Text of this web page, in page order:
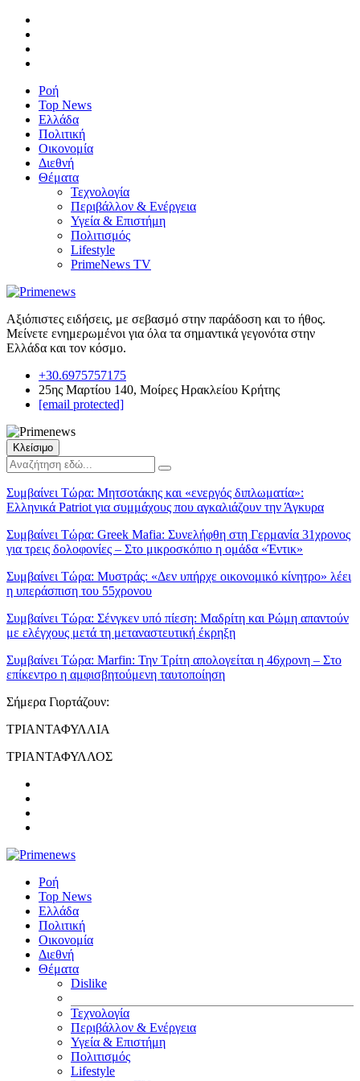
Ροή
Top News
Ελλάδα
Πολιτική
Οικονομία
Διεθνή
Θέματα
Τεχνολογία
Περιβάλλον & Ενέργεια
Υγεία & Επιστήμη
Πολιτισμός
Lifestyle
PrimeNews TV
Αξιόπιστες ειδήσεις, με σεβασμό στην παράδοση και το ήθος.
Μείνετε ενημερωμένοι για όλα τα σημαντικά γεγονότα στην
Ελλάδα και τον κόσμο.
+30.6975757175
25ης Μαρτίου 140, Μοίρες Ηρακλείου Κρήτης
[email protected]
Κλείσιμο
Συμβαίνει Τώρα: Μητσοτάκης και «ενεργός διπλωματία»:
Ελληνικά Patriot για συμμάχους που αγκαλιάζουν την Άγκυρα
Συμβαίνει Τώρα: Greek Mafia: Συνελήφθη στη Γερμανία 31χρονος
για τρεις δολοφονίες – Στο μικροσκόπιο η ομάδα «Έντικ»
Συμβαίνει Τώρα: Μυστράς: «Δεν υπήρχε οικονομικό κίνητρο» λέει
η υπεράσπιση του 55χρονου
Συμβαίνει Τώρα: Σένγκεν υπό πίεση: Μαδρίτη και Ρώμη απαντούν
με ελέγχους μετά τη μεταναστευτική έκρηξη
Συμβαίνει Τώρα: Marfin: Την Τρίτη απολογείται η 46χρονη – Στο
επίκεντρο η αμφισβητούμενη ταυτοποίηση
Σήμερα Γιορτάζουν:
ΤΡΙΑΝΤΑΦΥΛΛΙΑ
ΤΡΙΑΝΤΑΦΥΛΛΟΣ
Ροή
Top News
Ελλάδα
Πολιτική
Οικονομία
Διεθνή
Θέματα
Dislike
Τεχνολογία
Περιβάλλον & Ενέργεια
Υγεία & Επιστήμη
Πολιτισμός
Lifestyle